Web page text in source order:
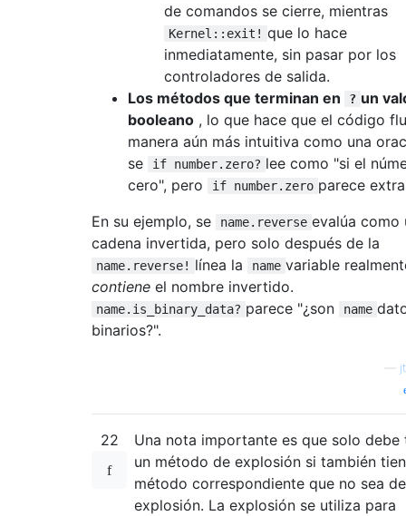
de comandos se cierre, mientras
Kernel::exit! que lo hace
inmediatamente, sin pasar por los
controladores de salida.
Los métodos que terminan en
? un
booleano , lo que hace que el código
manera aún más intuitiva como una
se
if number.zero? lee como "si el
cero", pero
if number.zero parece
En su ejemplo, se
name.reverse evalúa como
cadena invertida, pero solo después de la
name.reverse! línea la name variable
contiene el nombre invertido.
name.is_binary_data? parece "¿son name
binarios?".
22
Una nota importante es que solo debe
un método de explosión si también
método correspondiente que no sea de
explosión. La explosión se utiliza para